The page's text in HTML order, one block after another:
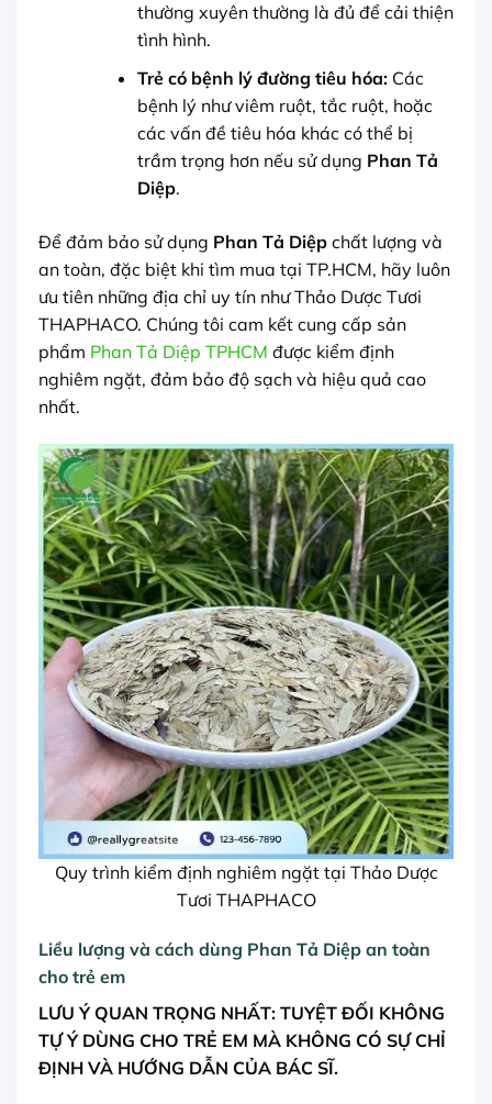
thường xuyên thường là đủ để cải thiện
tình hình.
Trẻ có bệnh lý đường tiêu hóa:Các
bệnh lý như viêm ruột, tắc ruột, hoặc
các vấn đề tiêu hóa khác có thể bị
trầm trọng hơn nếu sử dụng Phan Tả
Diệp.
Để đảm bảo sử dụng Phan Tả Diệp chất lượng và
an toàn, đặc biệt khi tìm mua tại TP.HCM, hãy luôn
ưu tiên những địa chỉ uy tín như Thảo Dược Tươi
THAPHACO. Chúng tôi cam kết cung cấp sản
phẩm Phan Tả Diệp TPHCM được kiểm định
nghiêm ngặt, đảm bảo độ sạch và hiệu quả cao
nhất.
Quy trình kiểm định nghiêm ngặt tại Thảo Dược
Tươi THAPHACO
Liều lượng và cách dùng Phan Tả Diệp an toàn
cho trẻ em
LƯU Ý QUAN TRỌNG NHẤT: TUYỆT ĐỐI KHÔNG
TỰ Ý DÙNG CHO TRẺ EM MÀ KHÔNG CÓ SỰ CHỈ
ĐỊNH VÀ HƯỚNG DẪN CỦA BÁC SĨ.